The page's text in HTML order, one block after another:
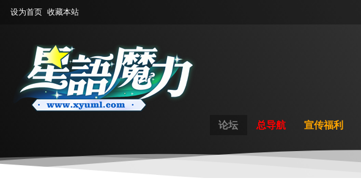
设为首页 收藏本站
论坛 总导航 宣传福利